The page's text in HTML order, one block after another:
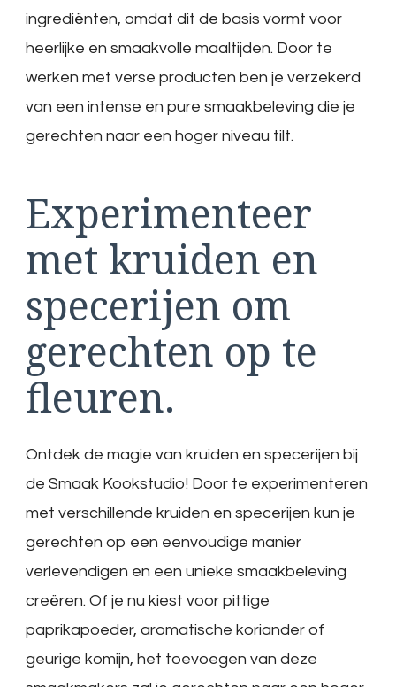
ingrediënten, omdat dit de basis vormt voor
heerlijke en smaakvolle maaltijden. Door te
werken met verse producten ben je verzekerd
van een intense en pure smaakbeleving die je
gerechten naar een hoger niveau tilt.
Experimenteer
met kruiden en
specerijen om
gerechten op te
fleuren.
Ontdek de magie van kruiden en specerijen bij
de Smaak Kookstudio! Door te experimenteren
met verschillende kruiden en specerijen kun je
gerechten op een eenvoudige manier
verlevendigen en een unieke smaakbeleving
creëren. Of je nu kiest voor pittige
paprikapoeder, aromatische koriander of
geurige komijn, het toevoegen van deze